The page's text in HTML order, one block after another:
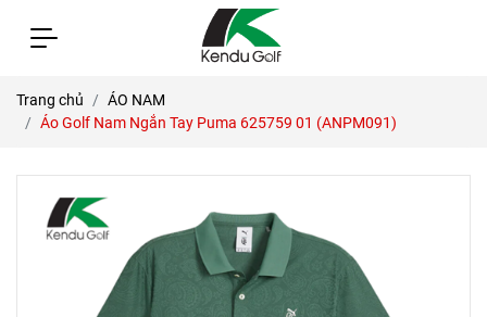
Trang chủ
ÁO NAM
Áo Golf Nam Ngắn Tay Puma 625759 01 (ANPM091)